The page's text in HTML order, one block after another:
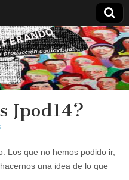
Jpod14?
Los que no hemos podido ir,
una idea de lo que